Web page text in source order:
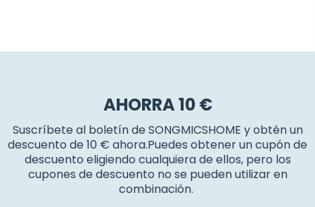
AHORRA 10 €
Suscríbete al boletín de SONGMICSHOME y obtén un
descuento de 10 € ahora.Puedes obtener un cupón de
descuento eligiendo cualquiera de ellos, pero los
cupones de descuento no se pueden utilizar en
combinación.